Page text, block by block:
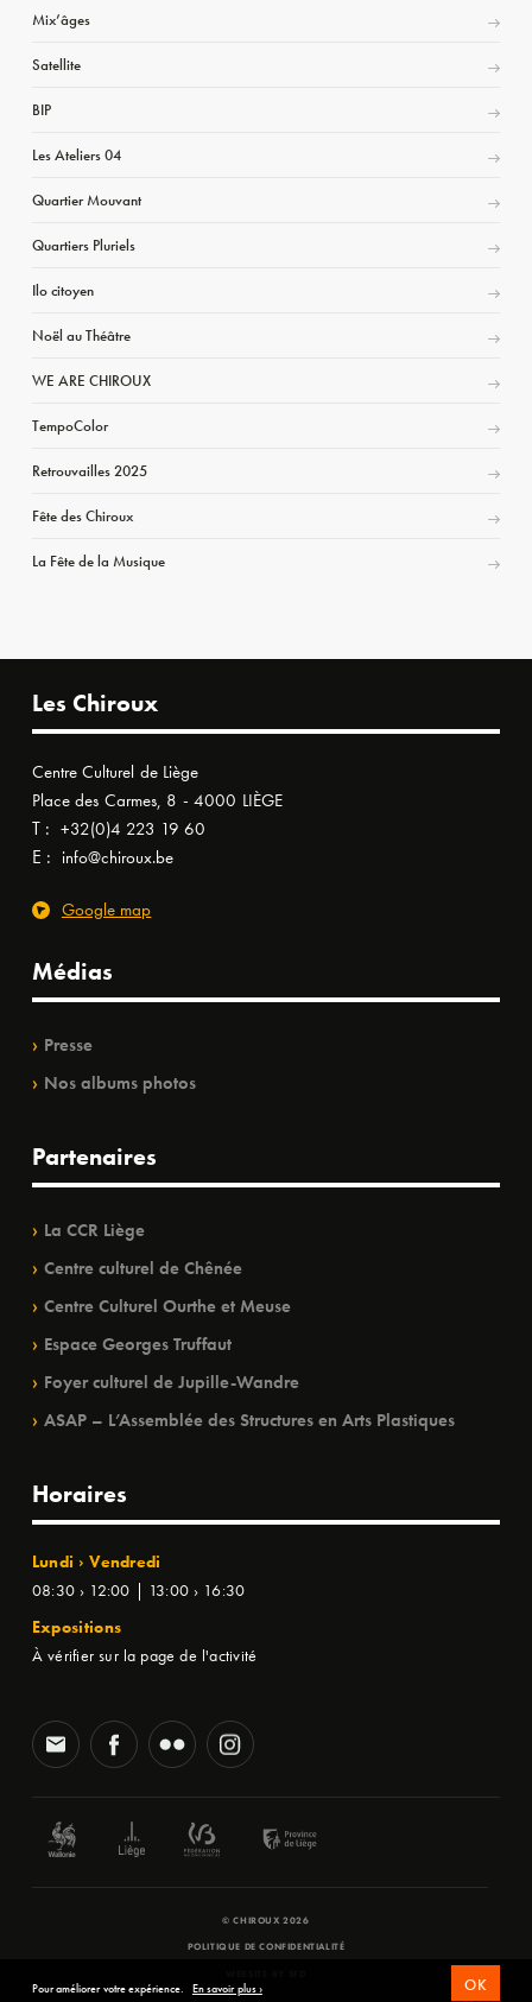
Mix’âges
Satellite
BIP
Les Ateliers 04
Quartier Mouvant
Quartiers Pluriels
Ilo citoyen
Noël au Théâtre
WE ARE CHIROUX
TempoColor
Retrouvailles 2025
Fête des Chiroux
La Fête de la Musique
Les Chiroux
Centre Culturel de Liège
Place des Carmes, 8 - 4000 LIÈGE
T : +32(0)4 223 19 60
E : info@chiroux.be
Google map
Médias
Presse
Nos albums photos
Partenaires
La CCR Liège
Centre culturel de Chênée
Centre Culturel Ourthe et Meuse
Espace Georges Truffaut
Foyer culturel de Jupille-Wandre
ASAP – L’Assemblée des Structures en Arts Plastiques
Horaires
Lundi › Vendredi
08:30 › 12:00 | 13:00 › 16:30
Expositions
À vérifier sur la page de l'activité
© CHIROUX 2026
POLITIQUE DE CONFIDENTIALITÉ
Pour améliorer votre expérience. En savoir plus › OK